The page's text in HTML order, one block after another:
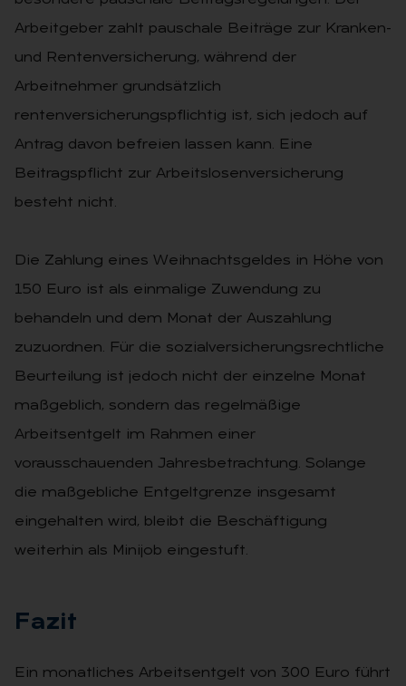
Arbeitgeber zahlt pauschale Beiträge zur Kranken-
und Rentenversicherung, während der
Arbeitnehmer grundsätzlich
rentenversicherungspflichtig ist, sich jedoch auf
Antrag davon befreien lassen kann. Eine
Beitragspflicht zur Arbeitslosenversicherung
besteht nicht.
Die Zahlung eines Weihnachtsgeldes in Höhe von
150 Euro ist als einmalige Zuwendung zu
behandeln und dem Monat der Auszahlung
zuzuordnen. Für die sozialversicherungsrechtliche
Beurteilung ist jedoch nicht der einzelne Monat
maßgeblich, sondern das regelmäßige
Arbeitsentgelt im Rahmen einer
vorausschauenden Jahresbetrachtung. Solange
die maßgebliche Entgeltgrenze insgesamt
eingehalten wird, bleibt die Beschäftigung
weiterhin als Minijob eingestuft.
Fa­zit
Ein monatliches Arbeitsentgelt von 300 Euro führt